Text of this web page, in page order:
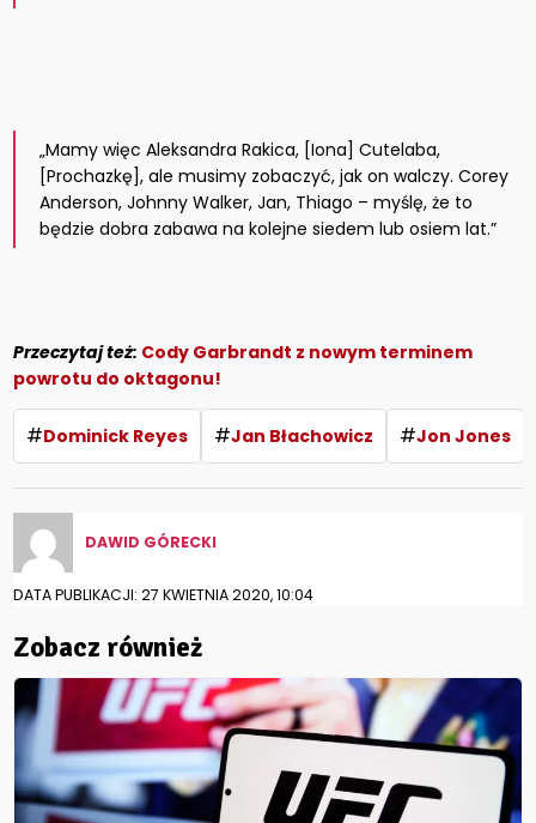
„Mamy więc Aleksandra Rakica, [Iona] Cutelaba,
[Prochazkę], ale musimy zobaczyć, jak on walczy. Corey
Anderson, Johnny Walker, Jan, Thiago – myślę, że to
będzie dobra zabawa na kolejne siedem lub osiem lat.”
Przeczytaj też: Cody Garbrandt z nowym terminem
powrotu do oktagonu!
#Dominick Reyes #Jan Błachowicz #Jon Jones
DAWID GÓRECKI
DATA PUBLIKACJI: 27 KWIETNIA 2020, 10:04
Zobacz również